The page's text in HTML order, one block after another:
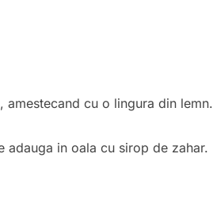
cu o lingura din lemn.
adauga in oala cu sirop de zahar.